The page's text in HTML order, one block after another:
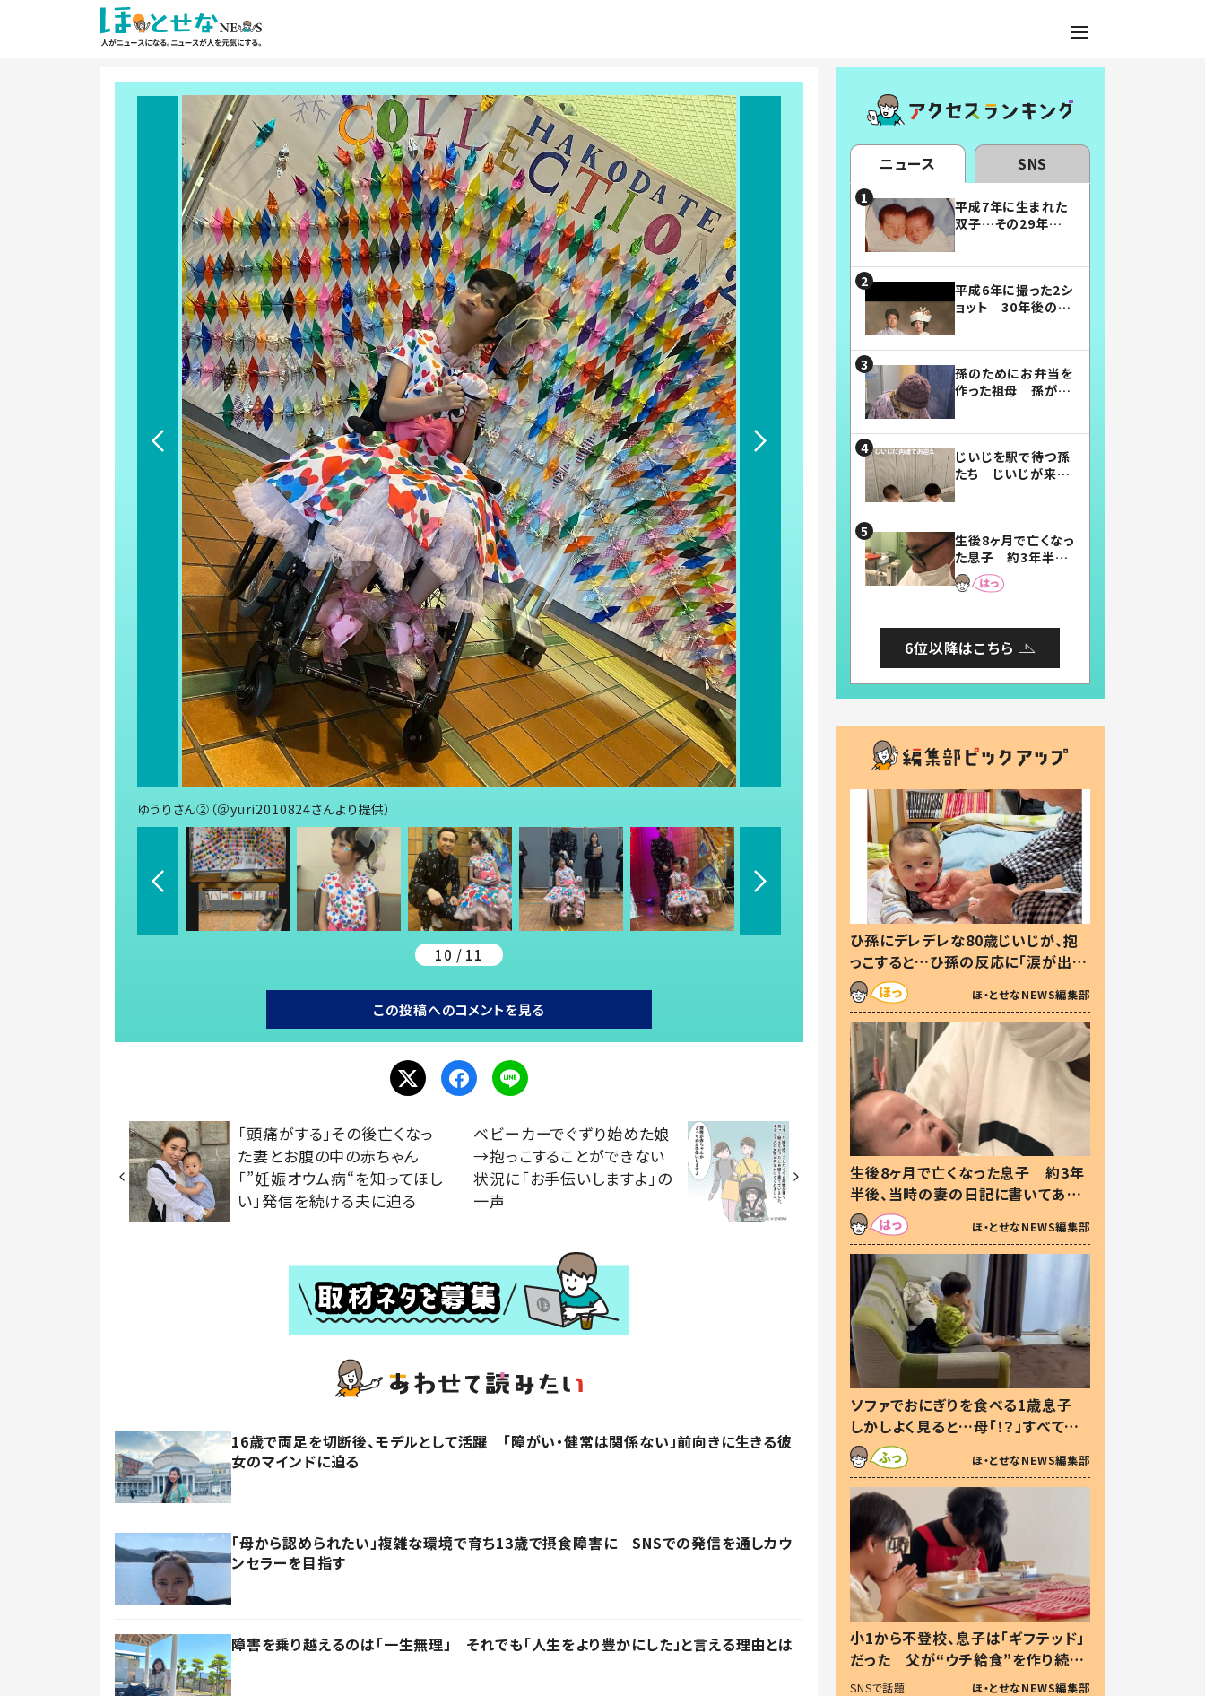
ゆうりさん②（＠yuri2010824さんより提供）
10 / 11
この投稿へのコメントを見る
「頭痛がする」その後亡くなっ
た妻とお腹の中の赤ちゃん
「”妊娠オウム病“を知ってほし
い」発信を続ける夫に迫る
ベビーカーでぐずり始めた娘
→抱っこすることができない
状況に「お手伝いしますよ」の
一声
16歳で両足を切断後、モデルとして活躍 「障がい・健常は関係ない」前向きに生きる彼
女のマインドに迫る
「母から認められたい」複雑な環境で育ち13歳で摂食障害に SNSでの発信を通しカウ
ンセラーを目指す
障害を乗り越えるのは「一生無理」 それでも「人生をより豊かにした」と言える理由とは
ニュース SNS
平成7年に生まれた
双子…その29年後
平成6年に撮った2シ
ョット 30年後の姿
孫のためにお弁当を
作った祖母 孫が絶
じいじを駅で待つ孫
たち じいじが来た
まらない」「幸せにな
れる」
生後8ヶ月で亡くなっ
た息子 約3年半
後、当時の妻の日記
に書いてあった本音
6位以降はこちら
ひ孫にデレデレな80歳じいじが、抱
っこすると…ひ孫の反応に「涙が出ま
した」「可愛くて仕方ない」
ほ・とせなNEWS編集部
生後8ヶ月で亡くなった息子 約3年
半後、当時の妻の日記に書いてあっ
た本音とは
ほ・とせなNEWS編集部
ソファでおにぎりを食べる1歳息子
しかしよく見ると…母「！？」すべてを
察した母の投稿に「可愛いから許
す！」「現行犯〜」
ほ・とせなNEWS編集部
小1から不登校、息子は「ギフテッド」
だった 父が“ウチ給食”を作り続け
る理由とは #令和の親 #令和の子
SNSで話題 ほ・とせなNEWS編集部